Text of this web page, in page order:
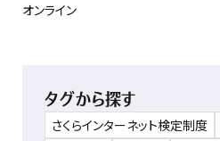
オンライン
タグから探す
さくらインターネット検定制度